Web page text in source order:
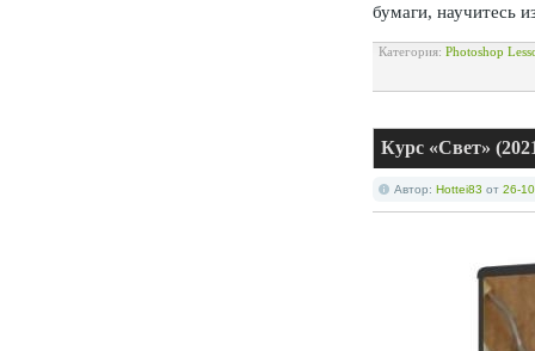
бумаги, научитесь
Категория: Photoshop
Курс «Свет»
Автор: Hottei83 от 26-